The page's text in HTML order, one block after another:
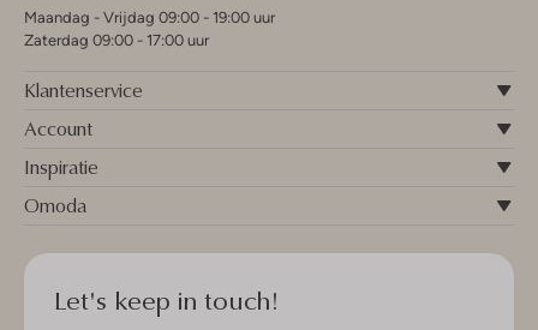
Maandag - Vrijdag 09:00 - 19:00 uur
Zaterdag 09:00 - 17:00 uur
Klantenservice
Account
Inspiratie
Omoda
Let's keep in touch!